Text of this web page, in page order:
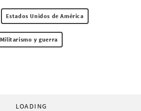
Estados Unidos de América
Militarismo y guerra
LOADING